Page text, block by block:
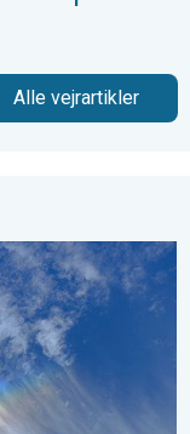
Alle vejrartikler
vanvittige